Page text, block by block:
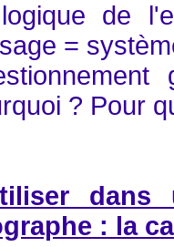
de
=
? Pour
: la